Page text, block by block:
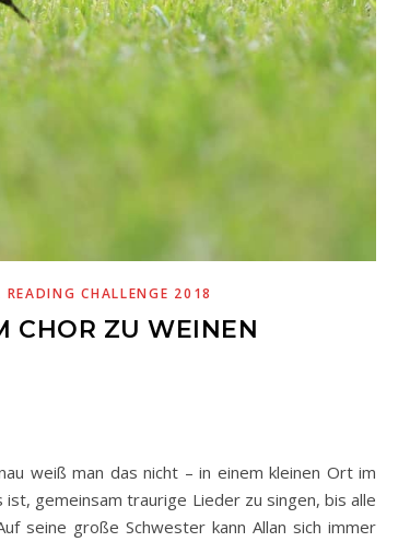
READING CHALLENGE 2018
CHOR ZU WEINEN
weiß man das nicht – in einem kleinen Ort im
gemeinsam traurige Lieder zu singen, bis alle
seine große Schwester kann Allan sich immer